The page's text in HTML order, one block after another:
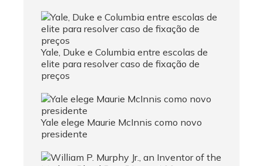
Yale, Duke e Columbia entre escolas de
elite para resolver caso de fixação de
preços
Yale elege Maurie McInnis como novo
presidente